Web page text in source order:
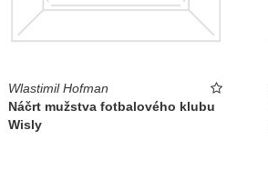
Wlastimil Hofman
Náčrt mužstva fotbalového klubu
Wisly